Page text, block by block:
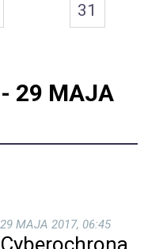
31
29 MAJA
29 MAJA 2017, 06:45